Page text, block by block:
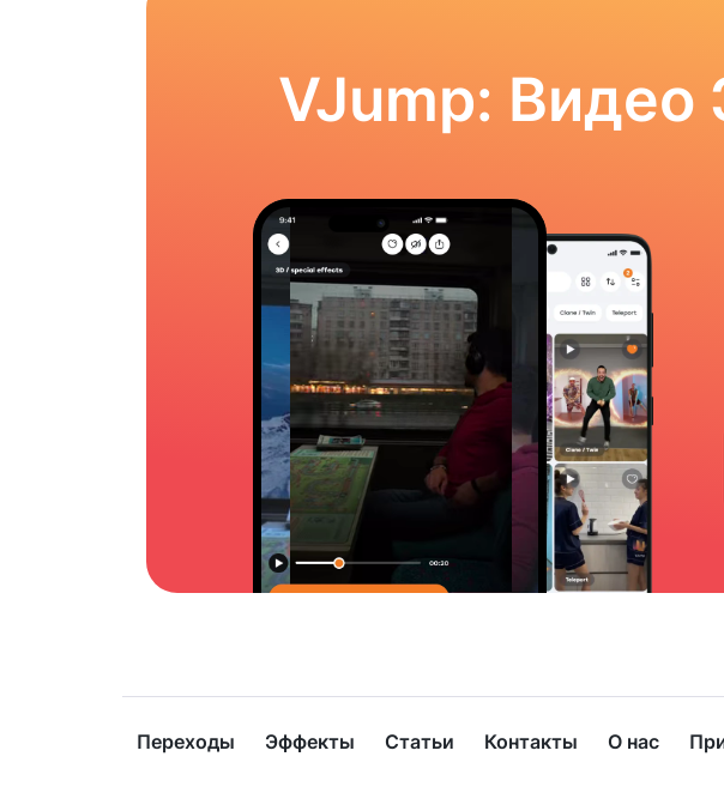
VJump:
Переходы Эффекты Статьи Контакты О нас